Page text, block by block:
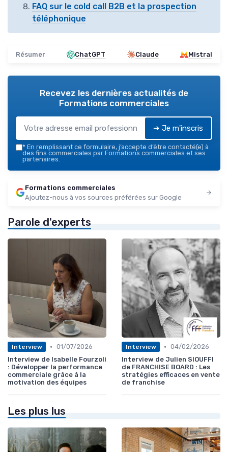
FAQ sur le cold call B2B et la prospection
téléphonique
Résumer ChatGPT Claude Mistral
Recevez les dernières actualités de
Formations commerciales
➔ Je m'inscris
* En remplissant ce formulaire, j’accepte d’être contacté(e) à
des fins commerciales par Formations commerciales et ses
partenaires.
Formations commerciales
Ajoutez-nous à vos sources préférées sur Google
Parole d'experts
Interview • 01/07/2026
Interview de Isabelle Fourzoli
: Développer la performance
commerciale grâce à la
motivation des équipes
Interview • 04/02/2026
Interview de Julien SIOUFFI
de FRANCHISE BOARD : Les
stratégies efficaces en vente
de franchise
Les plus lus